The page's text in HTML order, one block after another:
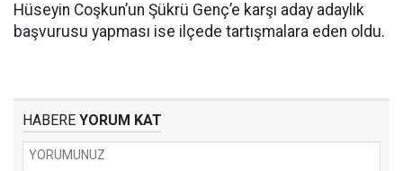
Hüseyin Coşkun’un Şükrü Genç’e karşı aday adaylık
başvurusu yapması ise ilçede tartışmalara eden oldu.
HABERE YORUM KAT